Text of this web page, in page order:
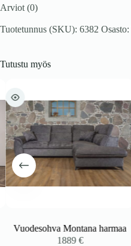
Arviot (0)
Tuotetunnus (SKU): 6382 Osasto:
Tutustu myös
Vuodesohva Montana harmaa
1889€